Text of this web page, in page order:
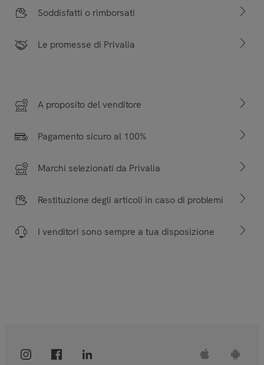
Soddisfatti o rimborsati
Le promesse di Privalia
A proposito del venditore
Pagamento sicuro al 100%
Marchi selezionati da Privalia
Restituzione degli articoli in caso di problemi
I venditori sono sempre a tua disposizione